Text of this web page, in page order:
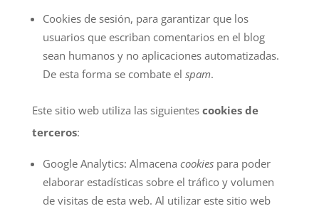
Cookies de sesión, para garantizar que los
usuarios que escriban comentarios en el blog
sean humanos y no aplicaciones automatizadas.
De esta forma se combate el spam.
Este sitio web utiliza las siguientes cookies de
terceros:
Google Analytics: Almacena cookiespara poder
elaborar estadísticas sobre el tráfico y volumen
de visitas de esta web. Al utilizar este sitio web